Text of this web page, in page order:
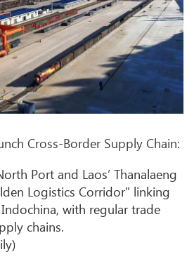
Cross-Border Supply Chain:
Port and Laos’ Thanalaeng
Logistics Corridor" linking
with regular trade
chains.